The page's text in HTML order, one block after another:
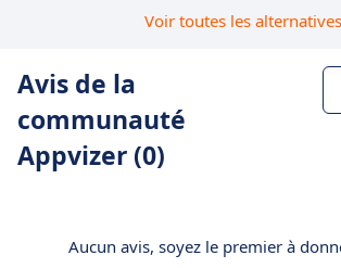
Voir toutes les alternatives
Avis de la
communauté
Appvizer (0)
Aucun avis, soyez le premier à